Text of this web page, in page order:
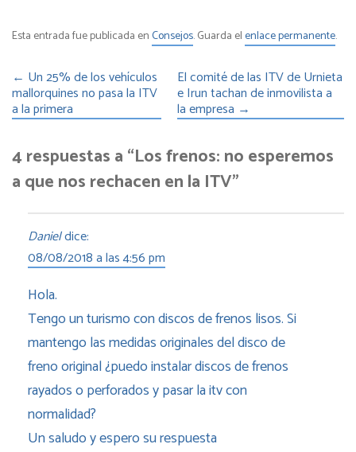
Esta entrada fue publicada enConsejos. Guarda elenlace permanente.
← Un 25% de los vehículos
mallorquines no pasa la ITV
a la primera
El comité de las ITV de Urnieta
e Irun tachan de inmovilista a
la empresa →
4 respuestas a “Los frenos: no esperemos
a que nos rechacen en la ITV”
Danieldice:
08/08/2018 a las 4:56 pm
Hola.
Tengo un turismo con discos de frenos lisos. Si
mantengo las medidas originales del disco de
freno original ¿puedo instalar discos de frenos
rayados o perforados y pasar la itv con
normalidad?
Un saludo y espero su respuesta